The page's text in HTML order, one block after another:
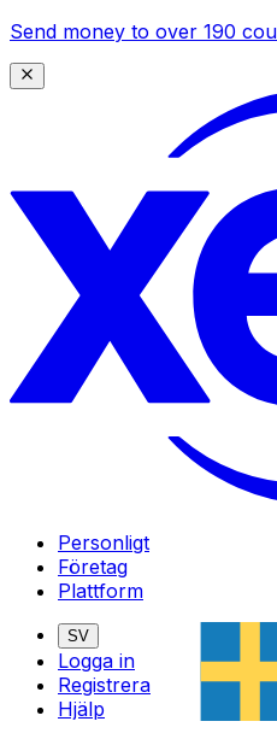
Send money to over 190
Personligt
Företag
Plattform
SV
Logga in
Registrera
Hjälp